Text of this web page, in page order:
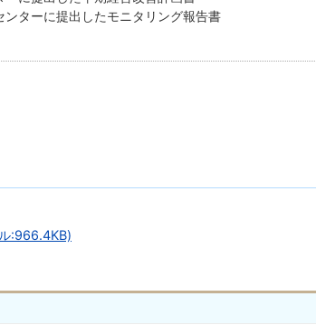
ンターに提出したモニタリング報告書
:966.4KB)